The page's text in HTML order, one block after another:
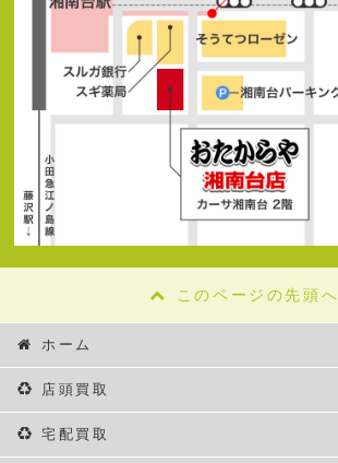
このページの先頭へ
ホーム
店頭買取
宅配買取